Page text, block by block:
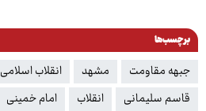
برچسب‌ها
جبهه مقاومت مشهد انقلاب اسلامی
قاسم سلیمانی
انقلاب امام خمینی